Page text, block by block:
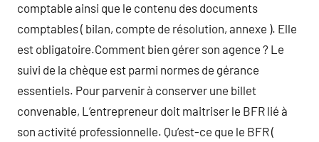
comptable ainsi que le contenu des documents
comptables ( bilan, compte de résolution, annexe ). Elle
est obligatoire.Comment bien gérer son agence ? Le
suivi de la chèque est parmi normes de gérance
essentiels. Pour parvenir à conserver une billet
convenable, L’entrepreneur doit maitriser le BFR lié à
son activité professionnelle. Qu’est-ce que le BFR (